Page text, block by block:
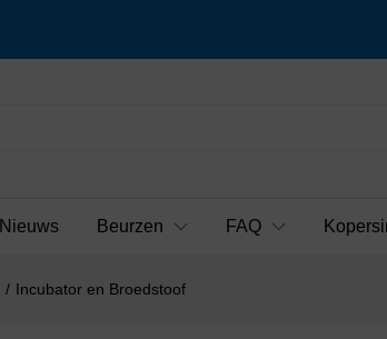
Nieuws Beurzen FAQ
/ Incubator en Broedstoof